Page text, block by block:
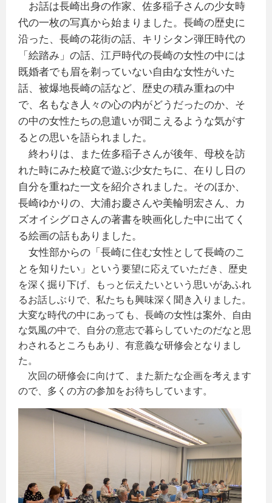
お話は長崎出身の作家、佐多稲子さんの少女時
代の一枚の写真から始まりました。 長崎の歴史に
沿った、長崎の花街の話、キリシタン弾圧時代の
「絵踏み」の話、江戸時代の長崎の女性の中には
既婚者でも眉を剃っていない自由な女性がいた
話、被爆地長崎の話など、歴史の積み重ねの中
で、名もなき人々の心の内がどうだったのか、そ
の中の女性たちの息遣いが聞こえるような気がす
るとの思いを語られました。
終わりは、また佐多稲子さんが後年、母校を訪
れた時にみた校庭で遊ぶ少女たちに、在りし日の
自分を重ねた一文を紹介されました。 そのほか、
長崎ゆかりの、大浦お慶さんや美輪明宏さん、カ
ズオイシグロさんの著書を映画化した中に出てく
る絵画の話もありました。
女性部からの「長崎に住む女性として長崎のこ
と を知りたい」という 要望に応えていただき、歴史
を深く掘り下げ、もっと伝えたいという思いがあふれ
るお話しぶりで、私たちも興味深く聞き入りました。
大変な時代の中にあっても、長崎の女性は案外、自由
な気風の中で、自分の意志で暮らしていたのだなと思
わされるところもあり、有意義な研修会となりまし
た。
次回の研修会に向けて、また新たな企画を考えます
ので、多くの方の参加をお待ちしています。